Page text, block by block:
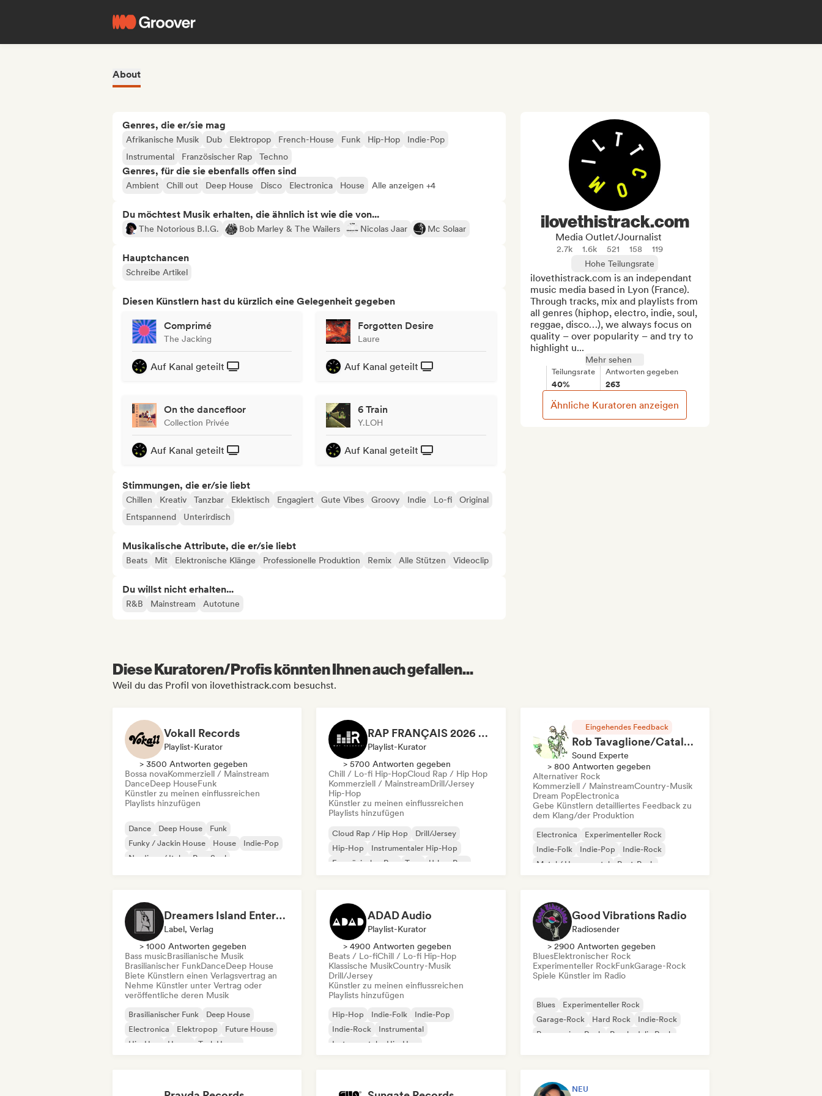
About
Genres, die er/sie mag
Afrikanische Musik Dub Elektropop French-House Funk Hip-Hop
Indie-Pop
Instrumental
Französischer Rap Techno
Genres, für die sie ebenfalls offen sind
Ambient Chill out Deep House Disco Electronica House Alle anzeigen +4
Du möchtest Musik erhalten, die ähnlich ist wie die von...
The Notorious B.I.G. Bob Marley & The Wailers Nicolas Jaar Mc Solaar
Hauptchancen
Schreibe Artikel
Diesen Künstlern hast du kürzlich eine Gelegenheit gegeben
Comprimé
The Jacking
Auf Kanal geteilt
Forgotten Desire
Laure
Auf Kanal geteilt
On the dancefloor
Collection Privée
Auf Kanal geteilt
6 Train
Y.LOH
Auf Kanal geteilt
Stimmungen, die er/sie liebt
Chillen Kreativ Tanzbar Eklektisch Engagiert Gute Vibes Groovy Indie Lo-fi
Original
Entspannend
Unterirdisch
Musikalische Attribute, die er/sie liebt
Beats Mit Elektronische Klänge Professionelle Produktion Remix Alle Stützen Videoclip
Du willst nicht erhalten...
R&B Mainstream Autotune
ilovethistrack.com
Media Outlet/Journalist
2.7k 1.6k 521 158
119
Hohe Teilungsrate
ilovethistrack.com is an independant
music media based in Lyon (France).
Through tracks, mix and playlists from
all genres (hiphop, electro, indie, soul,
reggae, disco…), we always focus on
quality – over popularity – and try to
highlight u...
Mehr sehen
Teilungsrate
40%
Antworten gegeben
263
Ähnliche Kuratoren anzeigen
Diese Kuratoren/Profis könnten Ihnen auch gefallen...
Weil du das Profil von ilovethistrack.com besuchst.
Vokall Records
Playlist-Kurator
> 3500 Antworten gegeben
Bossa novaKommerziell / Mainstream
DanceDeep HouseFunk
Künstler zu meinen einflussreichen
Playlists hinzufügen
Dance Deep House
Funk
Funky / Jackin House
House
Indie-Pop
Nu-disco / Italo
Pop-Soul
RAP FRANÇAIS 2026 🔥🇫🇷 (Way Records)
Playlist-Kurator
> 5700 Antworten gegeben
Chill / Lo-fi Hip-HopCloud Rap / Hip Hop
Kommerziell / MainstreamDrill/Jersey
Hip-Hop
Künstler zu meinen einflussreichen
Playlists hinzufügen
Cloud Rap / Hip Hop
Drill/Jersey
Hip-Hop
Instrumentaler Hip-Hop
Französischer Rap
Trap
Urban Pop
Eingehendes Feedback
Rob Tavaglione/Catalyst Recording
Sound Experte
> 800 Antworten gegeben
Alternativer Rock
Kommerziell / MainstreamCountry-Musik
Dream PopElectronica
Gebe Künstlern detailliertes Feedback zu
dem Klang/der Produktion
Electronica
Experimenteller Rock
Indie-Folk
Indie-Pop
Indie-Rock
Metal / Heavy metal
Post-Punk
Dreamers Island Entertainment
Label, Verlag
> 1000 Antworten gegeben
Bass musicBrasilianische Musik
Brasilianischer FunkDanceDeep House
Biete Künstlern einen Verlagsvertrag an
Nehme Künstler unter Vertrag oder
veröffentliche deren Musik
Brasilianischer Funk
Deep House
Electronica
Elektropop
Future House
Hip-Hop
House Tech House
ADAD Audio
Playlist-Kurator
> 4900 Antworten gegeben
Beats / Lo-fiChill / Lo-fi Hip-Hop
Klassische MusikCountry-Musik
Drill/Jersey
Künstler zu meinen einflussreichen
Playlists hinzufügen
Hip-Hop Indie-Folk
Indie-Pop
Indie-Rock
Instrumental
Instrumentaler Hip-Hop
Good Vibrations Radio
Radiosender
> 2900 Antworten gegeben
BluesElektronischer Rock
Experimenteller RockFunkGarage-Rock
Spiele Künstler im Radio
Blues
Experimenteller Rock
Garage-Rock
Hard Rock
Indie-Rock
Progressiver Rock
Psychedelic Rock
NEU